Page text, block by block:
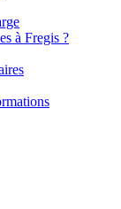
à Fregis ?